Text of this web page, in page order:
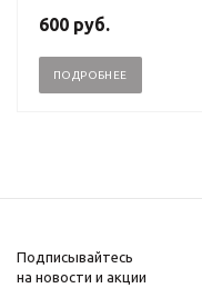
600 руб.
ПОДРОБНЕЕ
Подписывайтесь
на новости и акции